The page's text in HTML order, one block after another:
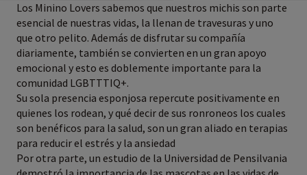
Los Minino Lovers sabemos que nuestros michis son parte
esencial de nuestras vidas, la llenan de travesuras y uno
que otro pelito. Además de disfrutar su compañía
diariamente, también se convierten en un gran apoyo
emocional y esto es doblemente importante para la
comunidad LGBTTTIQ+.
Su sola presencia esponjosa repercute positivamente en
quienes los rodean, y qué decir de sus ronroneos los cuales
son benéficos para la salud, son un gran aliado en terapias
para reducir el estrés y la ansiedad
Por otra parte, un estudio de la Universidad de Pensilvania